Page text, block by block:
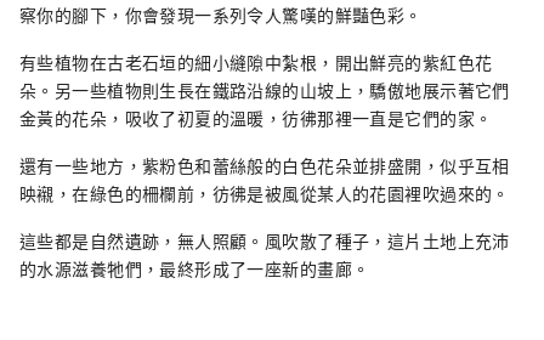
察你的腳下，你會發現一系列令人驚嘆的鮮豔色彩。
有些植物在古老石垣的細小縫隙中紮根，開出鮮亮的紫紅色花
朵。另一些植物則生長在鐵路沿線的山坡上，驕傲地展示著它們
金黃的花朵，吸收了初夏的溫暖，彷彿那裡一直是它們的家。
還有一些地方，紫粉色和蕾絲般的白色花朵並排盛開，似乎互相
映襯，在綠色的柵欄前，彷彿是被風從某人的花園裡吹過來的。
這些都是自然遺跡，無人照顧。風吹散了種子，這片土地上充沛
的水源滋養牠們，最終形成了一座新的畫廊。